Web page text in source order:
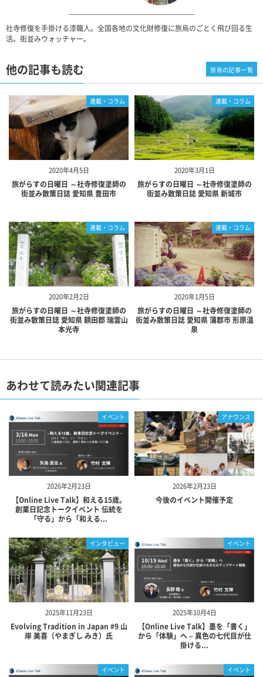
社寺修復を手掛ける漆職人。全国各地の文化財修復に旅烏のごとく飛び回る生
活。街並みウォッチャー。
他の記事も読む
2020年4月5日
連載・コラム
旅がらすの日曜日 ～社寺修復塗師の
街並み散策日誌 愛知県 豊田市
2020年3月1日
連載・コラム
旅がらすの日曜日 ～社寺修復塗師の
街並み散策日誌 愛知県 新城市
2020年2月2日
連載・コラム
旅がらすの日曜日 ～社寺修復塗師の
街並み散策日誌 愛知県 額田郡 瑞雲山
本光寺
2020年1月5日
連載・コラム
旅がらすの日曜日 ～社寺修復塗師の
街並み散策日誌 愛知県 蒲郡市 形原温
泉
旅烏の記事一覧
あわせて読みたい関連記事
2026年2月23日
イベント
【Online Live Talk】和える15歳。
創業日記念トークイベント 伝統を
「守る」から「和える...
2026年2月23日
アナウンス
今後のイベント開催予定
2025年11月23日
インタビュー
Evolving Tradition in Japan #9 山
岸 美喜（やまぎし みき）氏
2025年10月4日
イベント
【Online Live Talk】墨を「書く」
から「体験」へ – 異色の七代目が仕
掛ける...
イベント イベント